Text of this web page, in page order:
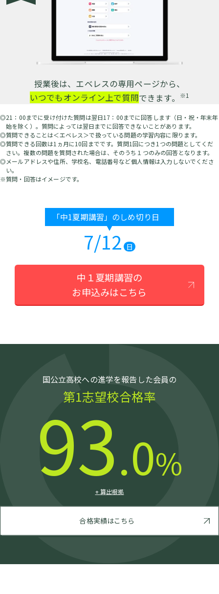
授業後は、エベレスの専用ページから、
いつでもオンライン上で質問できます。 ※1
◎21：00までに受け付けた質問は翌日17：00までに回答します（日・祝・年末年
始を除く）。質問によっては翌日までに回答できないことがあります。
◎質問できることは＜エベレス＞で扱っている問題の学習内容に限ります。
◎質問できる回数は1ヵ月に10回までです。質問1回につき1つの問題としてくだ
さい。複数の問題を質問された場合は、そのうち１つのみの回答となります。
◎メールアドレスや住所、学校名、電話番号など個人情報は入力しないでくださ
い。
※質問・回答はイメージです。
「中1夏期講習」のしめ切り日
7/12 日
中１夏期講習の
お申込みはこちら
国公立高校への進学を報告した会員の
第1志望校合格率
93.0%
算出根拠
合格実績はこちら